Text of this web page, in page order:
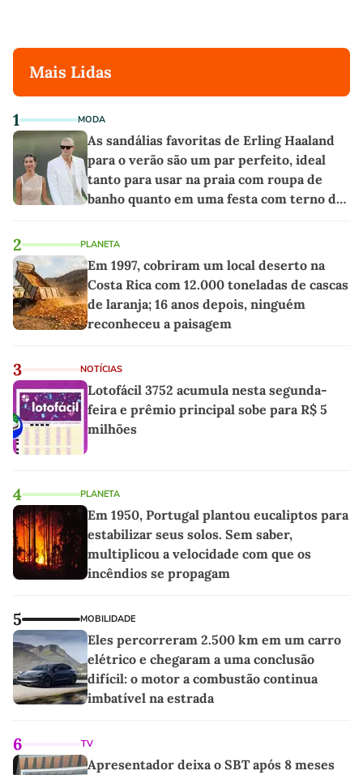
Mais Lidas
1 MODA
As sandálias favoritas de Erling Haaland
para o verão são um par perfeito, ideal
tanto para usar na praia com roupa de
banho quanto em uma festa com terno de
2 PLANETA
Em 1997, cobriram um local deserto na
Costa Rica com 12.000 toneladas de cascas
de laranja; 16 anos depois, ninguém
reconheceu a paisagem
3 NOTÍCIAS
Lotofácil 3752 acumula nesta segunda-
feira e prêmio principal sobe para R$ 5
milhões
4 PLANETA
Em 1950, Portugal plantou eucaliptos para
estabilizar seus solos. Sem saber,
multiplicou a velocidade com que os
incêndios se propagam
5 MOBILIDADE
Eles percorreram 2.500 km em um carro
elétrico e chegaram a uma conclusão
difícil: o motor a combustão continua
imbatível na estrada
6 TV
Apresentador deixa o SBT após 8 meses